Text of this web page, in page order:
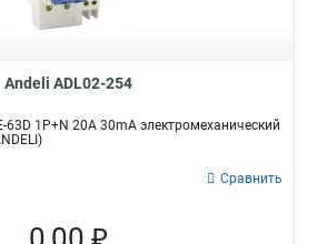
Andeli ADL02-254
63D 1P+N 20А 30mA электромеханический
Сравнить